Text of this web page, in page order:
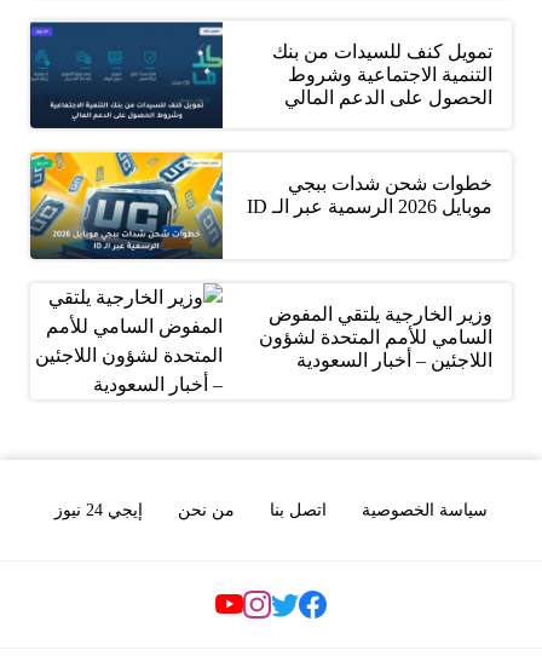
تمويل كنف للسيدات من بنك
التنمية الاجتماعية وشروط
الحصول على الدعم المالي
خطوات شحن شدات ببجي
موبايل 2026 الرسمية عبر الـ ID
وزير الخارجية يلتقي المفوض
السامي للأمم المتحدة لشؤون
اللاجئين – أخبار السعودية
سياسة الخصوصية اتصل بنا من نحن إيجي 24 نيوز
Social Links